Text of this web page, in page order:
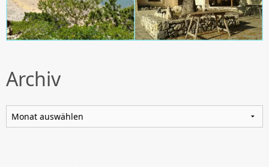
Archiv